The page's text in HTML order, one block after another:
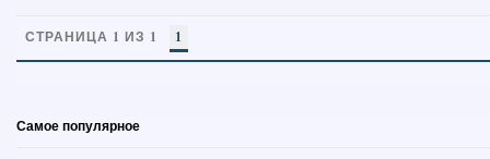
СТРАНИЦА 1 ИЗ 1 1
Самое популярное